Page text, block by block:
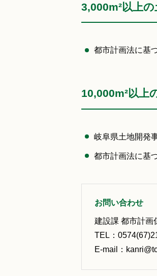
3,000m²以上
都市計画法に基
10,000m²以上
岐阜県土地開発
都市計画法に基
お問い合わせ
建設課 都市計画
TEL：
E-mail：